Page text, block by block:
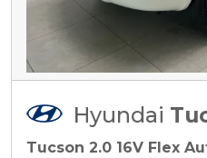
Hyundai
Tucson 2.0 16V Flex